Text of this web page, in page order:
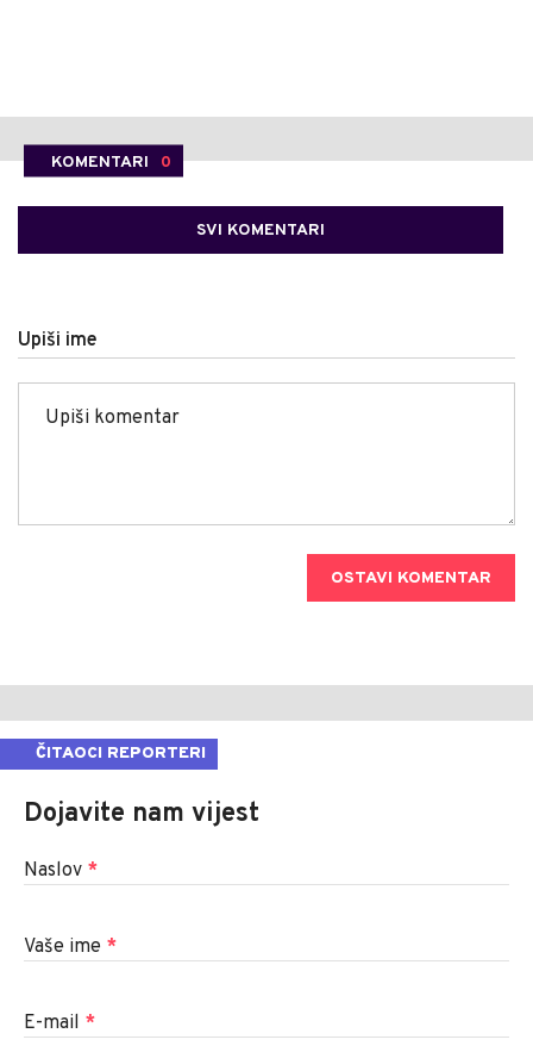
KOMENTARI 0
SVI KOMENTARI
Upiši ime
OSTAVI KOMENTAR
ČITAOCI REPORTERI
Dojavite nam vijest
Naslov *
Vaše ime *
E-mail *